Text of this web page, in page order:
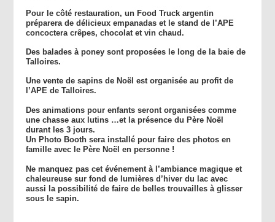
Pour le côté restauration, un Food Truck argentin
préparera de délicieux empanadas et le stand de l’APE
concoctera crêpes, chocolat et vin chaud.
Des balades à poney sont proposées le long de la baie de
Talloires.
Une vente de sapins de Noël est organisée au profit de
l’APE de Talloires.
Des animations pour enfants seront organisées comme
une chasse aux lutins …et la présence du Père Noël
durant les 3 jours.
Un Photo Booth sera installé pour faire des photos en
famille avec le Père Noël en personne !
Ne manquez pas cet événement à l’ambiance magique et
chaleureuse sur fond de lumières d’hiver du lac avec
aussi la possibilité de faire de belles trouvailles à glisser
sous le sapin.